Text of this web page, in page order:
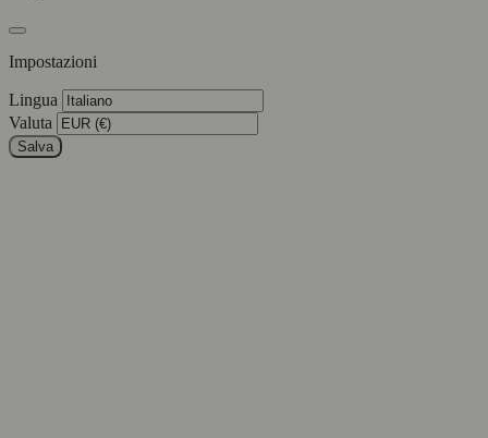
Impostazioni
Lingua
Valuta
Salva